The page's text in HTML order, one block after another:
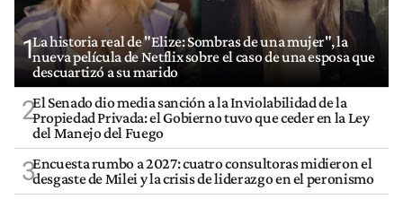
1La historia real de "Elize: Sombras de una mujer", la
nueva película de Netflix sobre el caso de una esposa que
descuartizó a su marido
2El Senado dio media sanción a la Inviolabilidad de la
Propiedad Privada: el Gobierno tuvo que ceder en la Ley
del Manejo del Fuego
3Encuesta rumbo a 2027: cuatro consultoras midieron el
desgaste de Milei y la crisis de liderazgo en el peronismo